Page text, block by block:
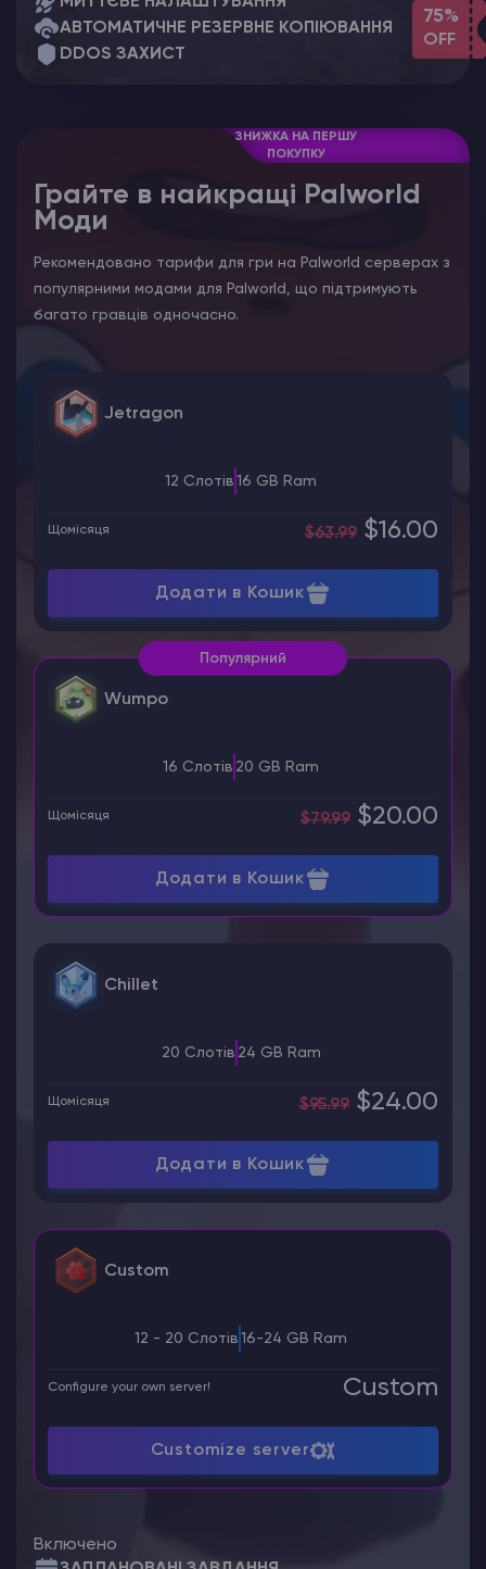
75%
OFF
АВТОМАТИЧНЕ РЕЗЕРВНЕ КОПІЮВАННЯ
DDOS ЗАХИСТ
ЗНИЖКА НА ПЕРШУ
ПОКУПКУ
Грайте в найкращі Palworld
Моди
Рекомендовано тарифи для гри на Palworld серверах з
популярними модами для Palworld, що підтримують
багато гравців одночасно.
Jetragon
12 Слотів 16 GB Ram
Щомісяця $63.99 $16.00
Додати в Кошик
Популярний
Wumpo
16 Слотів 20 GB Ram
Щомісяця $79.99 $20.00
Додати в Кошик
Chillet
20 Слотів 24 GB Ram
Щомісяця $95.99 $24.00
Додати в Кошик
Custom
12 - 20 Слотів 16-24 GB Ram
Configure your own server! Custom
Customize server
Включено